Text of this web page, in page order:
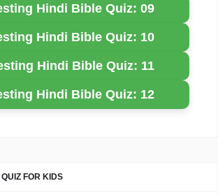
Hindi Bible Quiz: 09
Hindi Bible Quiz: 10
Hindi Bible Quiz: 11
Hindi Bible Quiz: 12
FOR KIDS